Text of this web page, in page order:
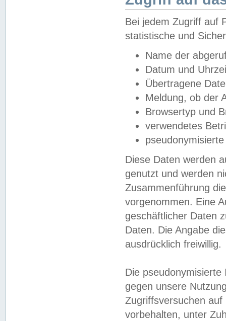
Bei jedem Zugriff auf
statistische und
Name der
Datum und
Übertragene
Meldung, ob der
Browsertyp und
verwendetes
Diese Daten werden
genutzt und werden
Zusammenführung
vorgenommen. Eine
geschäftlicher Daten
Daten. Die Angabe
ausdrücklich freiwillig.
Die
gegen unsere
Zugriffsversuchen
vorbehalten, unter